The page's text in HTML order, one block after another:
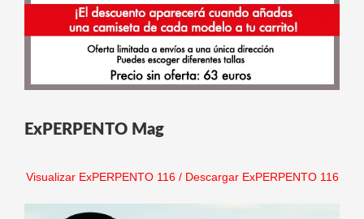
ExPERPENTO Mag
Visualizar ExPERPENTO 116/ Descargar ExPERPENTO 116